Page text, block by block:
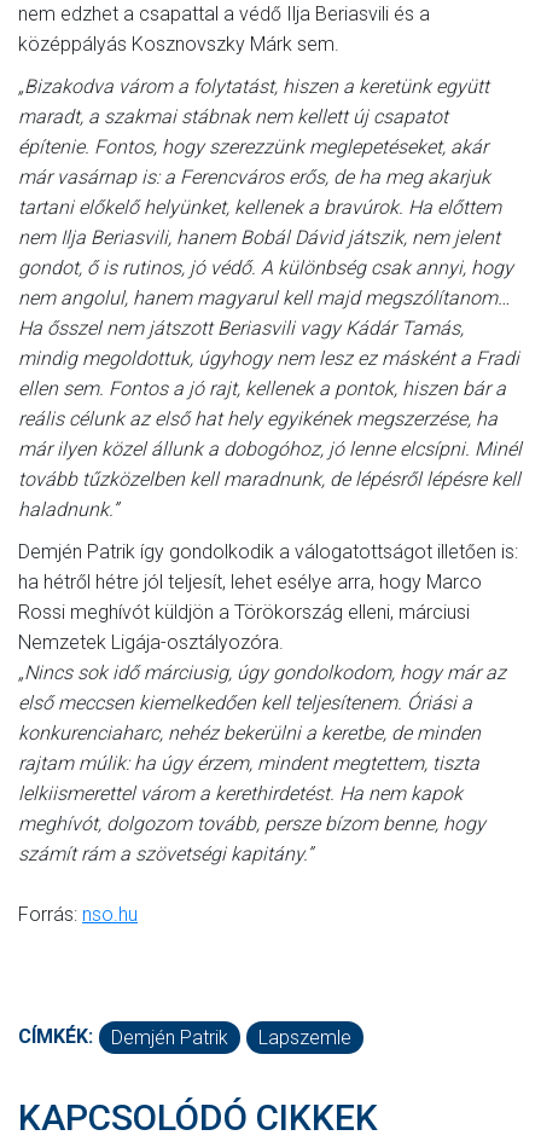
nem edzhet a csapattal a védő Ilja Beriasvili és a
középpályás Kosznovszky Márk sem.
„Bizakodva várom a folytatást, hiszen a keretünk együtt
maradt, a szakmai stábnak nem kellett új csapatot
építenie. Fontos, hogy szerezzünk meglepetéseket, akár
már vasárnap is: a Ferencváros erős, de ha meg akarjuk
tartani előkelő helyünket, kellenek a bravúrok. Ha előttem
nem Ilja Beriasvili, hanem Bobál Dávid játszik, nem jelent
gondot, ő is rutinos, jó védő. A különbség csak annyi, hogy
nem angolul, hanem magyarul kell majd megszólítanom…
Ha ősszel nem játszott Beriasvili vagy Kádár Tamás,
mindig megoldottuk, úgyhogy nem lesz ez másként a Fradi
ellen sem. Fontos a jó rajt, kellenek a pontok, hiszen bár a
reális célunk az első hat hely egyikének megszerzése, ha
már ilyen közel állunk a dobogóhoz, jó lenne elcsípni. Minél
tovább tűzközelben kell maradnunk, de lépésről lépésre kell
haladnunk.”
Demjén Patrik így gondolkodik a válogatottságot illetően is:
ha hétről hétre jól teljesít, lehet esélye arra, hogy Marco
Rossi meghívót küldjön a Törökország elleni, márciusi
Nemzetek Ligája-osztályozóra.
„Nincs sok idő márciusig, úgy gondolkodom, hogy már az
első meccsen kiemelkedően kell teljesítenem. Óriási a
konkurenciaharc, nehéz bekerülni a keretbe, de minden
rajtam múlik: ha úgy érzem, mindent megtettem, tiszta
lelkiismerettel várom a kerethirdetést. Ha nem kapok
meghívót, dolgozom tovább, persze bízom benne, hogy
számít rám a szövetségi kapitány.”
Forrás: nso.hu
CÍMKÉK: Demjén Patrik Lapszemle
KAPCSOLÓDÓ CIKKEK